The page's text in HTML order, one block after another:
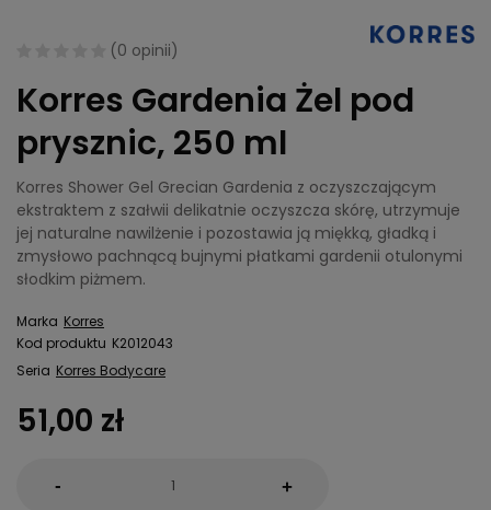
(0 opinii)
Korres Gardenia Żel pod
prysznic, 250 ml
Korres Shower Gel Grecian Gardenia z oczyszczającym
ekstraktem z szałwii delikatnie oczyszcza skórę, utrzymuje
jej naturalne nawilżenie i pozostawia ją miękką, gładką i
zmysłowo pachnącą bujnymi płatkami gardenii otulonymi
słodkim piżmem.
Marka Korres
Kod produktu K2012043
Seria Korres Bodycare
51,00 zł
- +